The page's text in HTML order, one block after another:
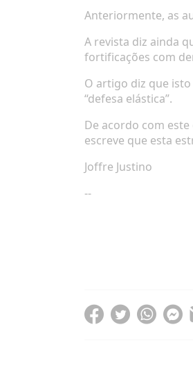
Anteriormente, as
A revista diz ainda
fortificações com
O artigo diz que
“defesa elástica”.
De acordo com
escreve que esta
Joffre Justino
--